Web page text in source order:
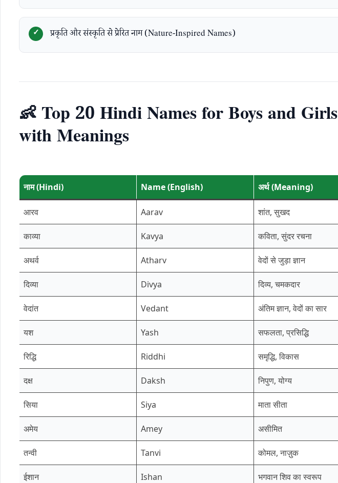
प्रकृति और संस्कृति से प्रेरित नाम (Nature-Inspired Names)
👶 Top 20 Hindi Names for Boys and Girls
with Meanings
नाम (Hindi) Name (English) अर्थ (Meaning)
आरव Aarav शांत, सुखद
काव्या Kavya कविता, सुंदर रचना
अथर्व Atharv वेदों से जुड़ा ज्ञान
दिव्या Divya दिव्य, चमकदार
वेदांत Vedant अंतिम ज्ञान, वेदों का सार
यश Yash सफलता, प्रसिद्धि
रिद्धि Riddhi समृद्धि, विकास
दक्ष Daksh निपुण, योग्य
सिया Siya माता सीता
अमेय Amey असीमित
तन्वी Tanvi कोमल, नाज़ुक
ईशान Ishan भगवान शिव का स्वरूप